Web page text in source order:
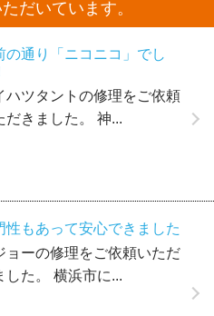
だいています。
の通り「ニコニコ」でし
ハツタントの修理をご依頼
だきました。 神...
性もあって安心できました
ョーの修理をご依頼いただ
した。 横浜市に...